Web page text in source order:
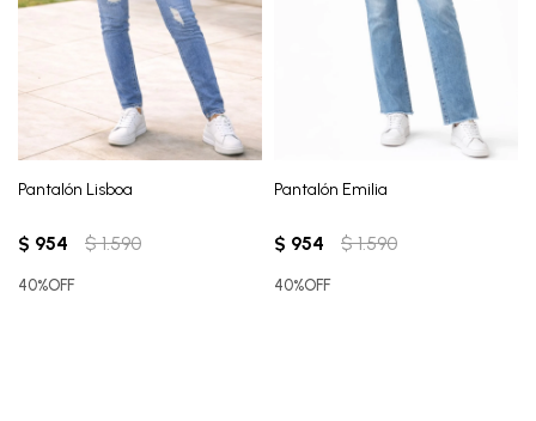
Pantalón Lisboa
$ 954 $ 1.590
40%OFF
Pantalón Emilia
$ 954 $ 1.590
40%OFF